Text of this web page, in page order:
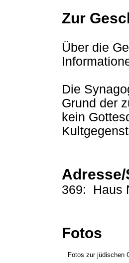
Zur
Über die
Die
Grund der
kein
369: Haus
Fotos
Fotos zur jüdischen